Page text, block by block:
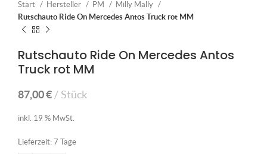
Start Hersteller PM
Milly Mally
Rutschauto Ride On Mercedes Antos Truck rot MM
Rutschauto Ride On Mercedes Antos
Truck rot MM
87,00€ Stück
inkl. 19 % MwSt.
Lieferzeit: 7 Tage